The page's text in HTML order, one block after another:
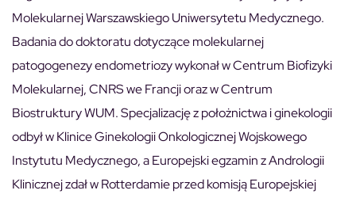
Molekularnej Warszawskiego Uniwersytetu Medycznego.
Badania do doktoratu dotyczące molekularnej
patogogenezy endometriozy wykonał w Centrum Biofizyki
Molekularnej, CNRS we Francji oraz w Centrum
Biostruktury WUM. Specjalizację z położnictwa i ginekologii
odbył w Klinice Ginekologii Onkologicznej Wojskowego
Instytutu Medycznego, a Europejski egzamin z Andrologii
Klinicznej zdał w Rotterdamie przed komisją Europejskiej